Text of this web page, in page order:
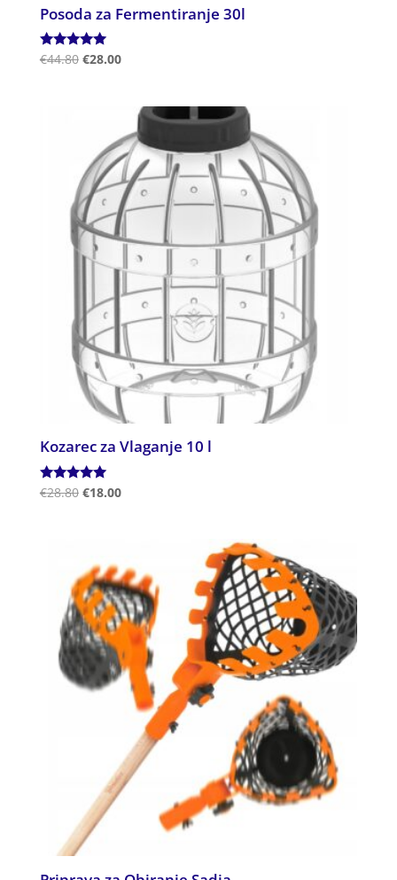
Posoda za Fermentiranje 30l
Ocenjeno
€44.80 €28.00
Kozarec za Vlaganje 10 l
Ocenjeno
€28.80 €18.00